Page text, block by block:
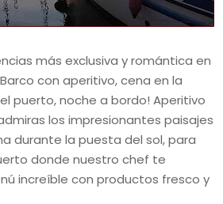
más exclusiva y romántica en
con aperitivo, cena en la
puerto, noche a bordo! Aperitivo
los impresionantes paisajes
durante la puesta del sol, para
donde nuestro chef te
increíble con productos fresco y